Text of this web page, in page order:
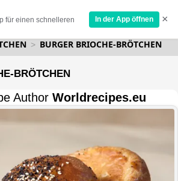
für einen schnelleren
In der App öffnen ×
BURGER BRIOCHE-BRÖTCHEN
BRÖTCHEN
Author Worldrecipes.eu